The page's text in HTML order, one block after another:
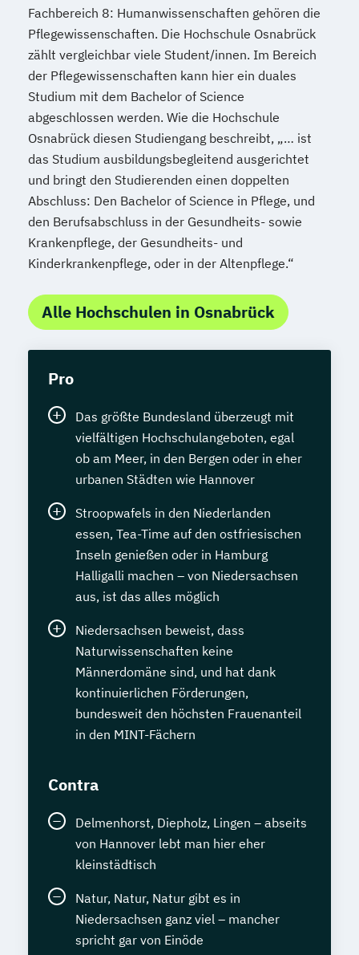
Fachbereich 8: Humanwissenschaften gehören die
Pflegewissenschaften. Die Hochschule Osnabrück
zählt vergleichbar viele Student/innen. Im Bereich
der Pflegewissenschaften kann hier ein duales
Studium mit dem Bachelor of Science
abgeschlossen werden. Wie die Hochschule
Osnabrück diesen Studiengang beschreibt, „… ist
das Studium ausbildungsbegleitend ausgerichtet
und bringt den Studierenden einen doppelten
Abschluss: Den Bachelor of Science in Pflege, und
den Berufsabschluss in der Gesundheits- sowie
Krankenpflege, der Gesundheits- und
Kinderkrankenpflege, oder in der Altenpflege.“
Alle Hochschulen in Osnabrück
Pro
Das größte Bundesland überzeugt mit
vielfältigen Hochschulangeboten, egal
ob am Meer, in den Bergen oder in eher
urbanen Städten wie Hannover
Stroopwafels in den Niederlanden
essen, Tea-Time auf den ostfriesischen
Inseln genießen oder in Hamburg
Halligalli machen – von Niedersachsen
aus, ist das alles möglich
Niedersachsen beweist, dass
Naturwissenschaften keine
Männerdomäne sind, und hat dank
kontinuierlichen Förderungen,
bundesweit den höchsten Frauenanteil
in den MINT-Fächern
Contra
Delmenhorst, Diepholz, Lingen – abseits
von Hannover lebt man hier eher
kleinstädtisch
Natur, Natur, Natur gibt es in
Niedersachsen ganz viel – mancher
spricht gar von Einöde